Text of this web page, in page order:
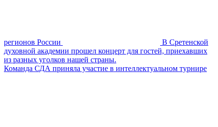
регионов России
В Сретенской
духовной академии прошел концерт для гостей, приехавших
из разных уголков нашей страны.
Команда СДА приняла участие в интеллектуальном турнире